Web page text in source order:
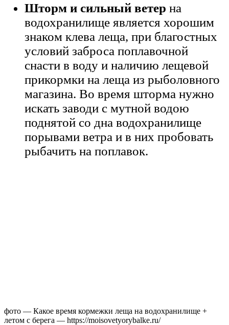
Шторм и сильный ветер на
водохранилище является хорошим
знаком клева леща, при благостных
условий заброса поплавочной
снасти в воду и наличию лещевой
прикормки на леща из рыболовного
магазина. Во время шторма нужно
искать заводи с мутной водою
поднятой со дна водохранилище
порывами ветра и в них пробовать
рыбачить на поплавок.
фото — Какое время кормежки леща на водохранилище +
летом с берега — https://moisovetyorybalke.ru/